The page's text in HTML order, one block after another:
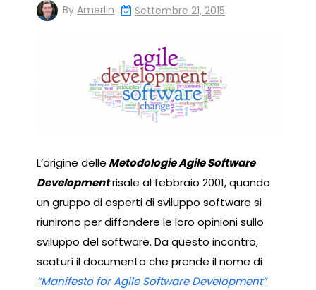
By Amerlin Settembre 21, 2015
L’origine delle Metodologie Agile Software
Developmentrisale al febbraio 2001, quando
un gruppo di esperti di sviluppo software si
riunirono per diffondere le loro opinioni sullo
sviluppo del software. Da questo incontro,
scaturì il documento che prende il nome di
“Manifesto for Agile Software Development”